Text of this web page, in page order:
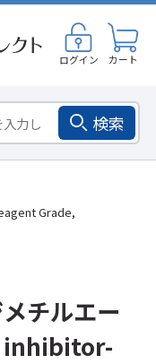
ログイン カート
検索
Grade,
チルエー
inhibitor-